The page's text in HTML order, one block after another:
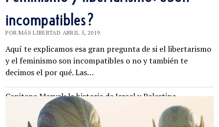
incompatibles?
POR MÁS LIBERTAD ABRIL 5, 2019
Aquí te explicamos esa gran pregunta de si el libertarismo
y el feminismo son incompatibles o no y también te
decimos el por qué. Las…
Capitana Marvel: la historia de Israel y Palestina